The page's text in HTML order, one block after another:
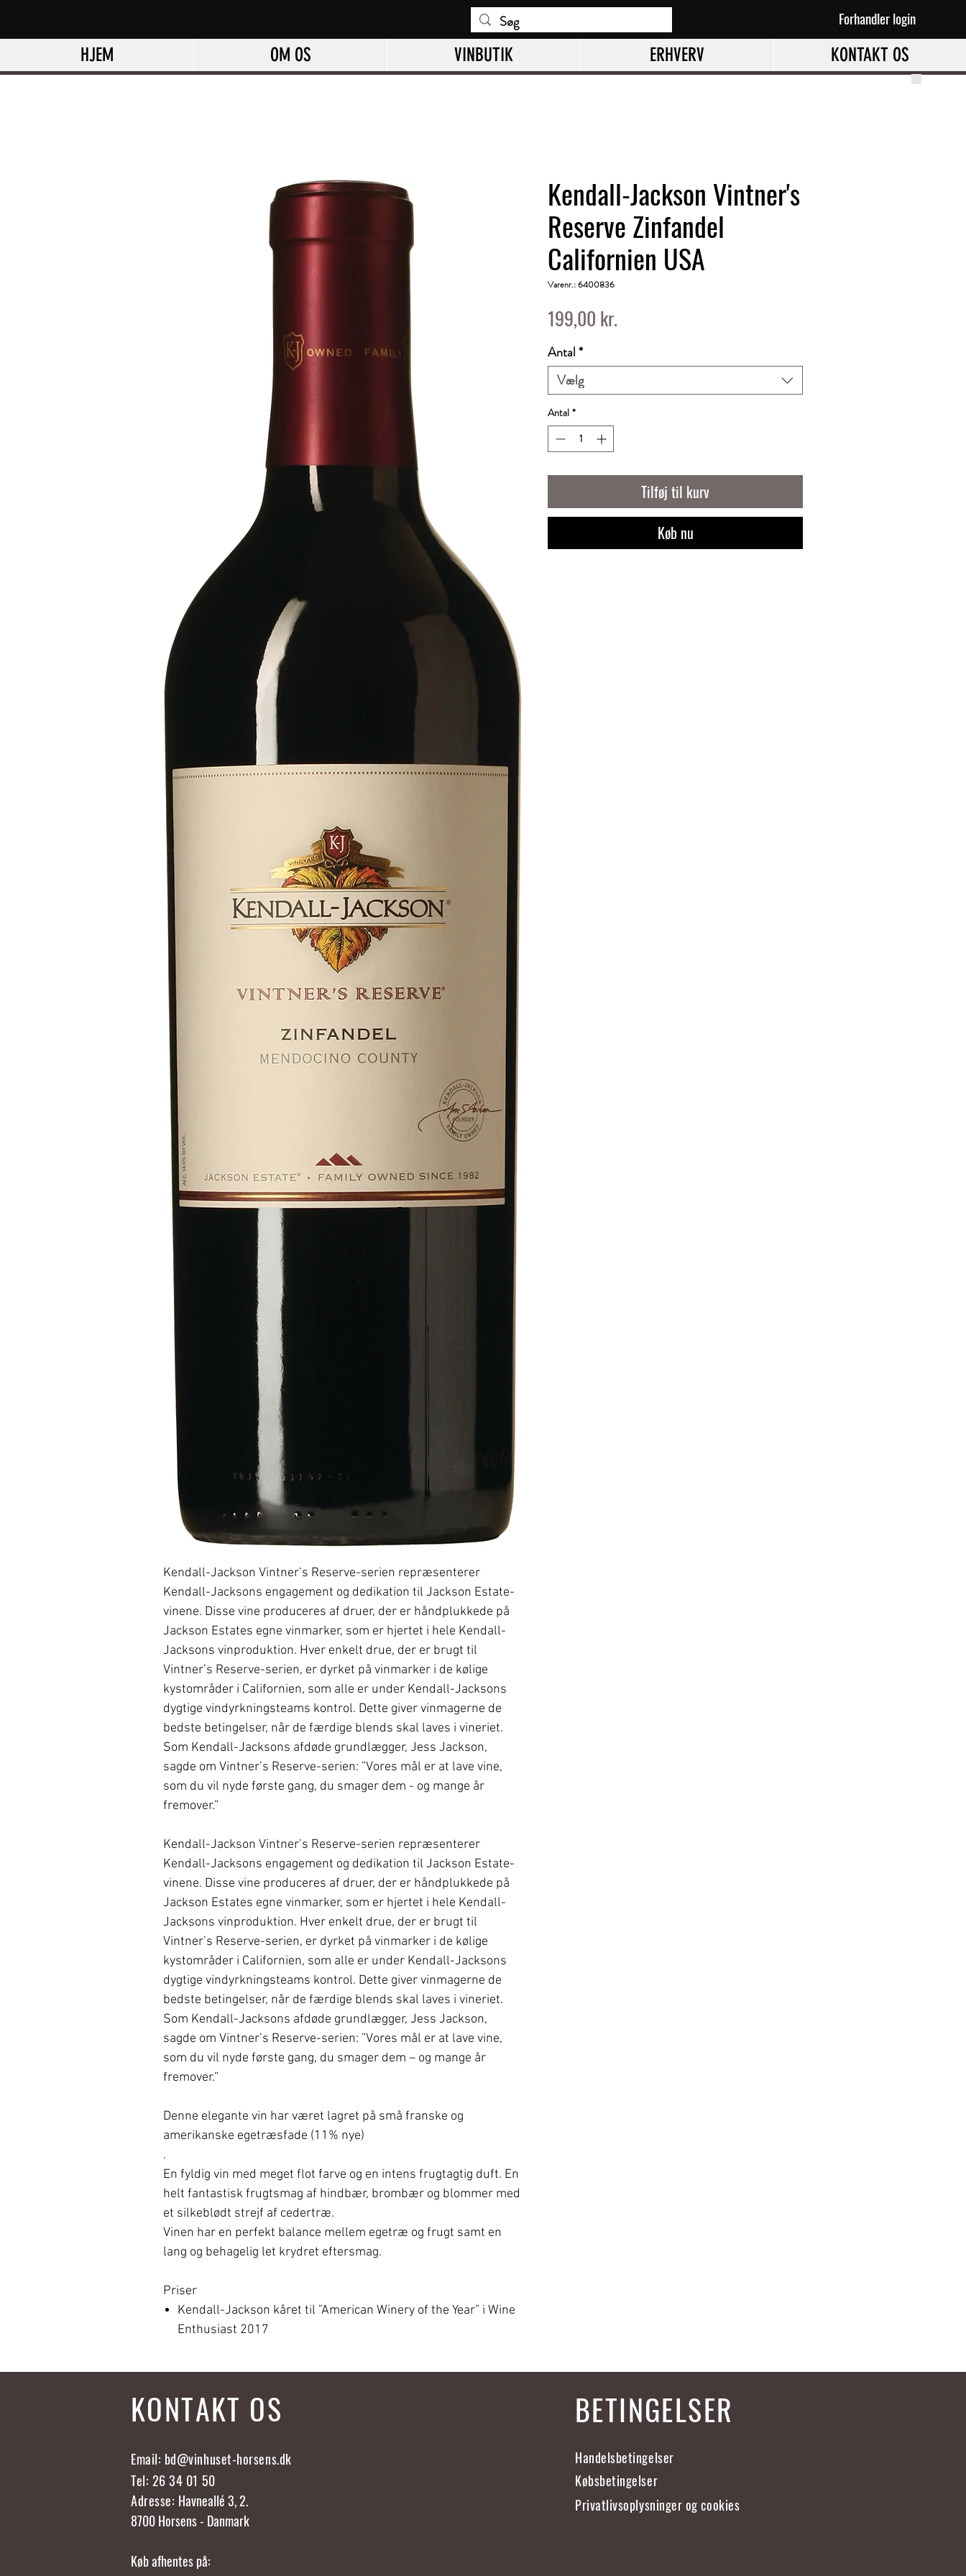
Forhandler login
HJEM OM OS VINBUTIK ERHVERV KONTAKT OS
Kendall-Jackson Vintner’s Reserve-serien repræsenterer
Kendall-Jacksons engagement og dedikation til Jackson Estate-
vinene. Disse vine produceres af druer, der er håndplukkede på
Jackson Estates egne vinmarker, som er hjertet i hele Kendall-
Jacksons vinproduktion. Hver enkelt drue, der er brugt til
Vintner’s Reserve-serien, er dyrket på vinmarker i de kølige
kystområder i Californien, som alle er under Kendall-Jacksons
dygtige vindyrkningsteams kontrol. Dette giver vinmagerne de
bedste betingelser, når de færdige blends skal laves i vineriet.
Som Kendall-Jacksons afdøde grundlægger, Jess Jackson,
sagde om Vintner’s Reserve-serien: ”Vores mål er at lave vine,
som du vil nyde første gang, du smager dem - og mange år
fremover.”
Kendall-Jackson Vintner’s Reserve-serien repræsenterer
Kendall-Jacksons engagement og dedikation til Jackson Estate-
vinene. Disse vine produceres af druer, der er håndplukkede på
Jackson Estates egne vinmarker, som er hjertet i hele Kendall-
Jacksons vinproduktion. Hver enkelt drue, der er brugt til
Vintner’s Reserve-serien, er dyrket på vinmarker i de kølige
kystområder i Californien, som alle er under Kendall-Jacksons
dygtige vindyrkningsteams kontrol. Dette giver vinmagerne de
bedste betingelser, når de færdige blends skal laves i vineriet.
Som Kendall-Jacksons afdøde grundlægger, Jess Jackson,
sagde om Vintner’s Reserve-serien: ”Vores mål er at lave vine,
som du vil nyde første gang, du smager dem – og mange år
fremover.”
Denne elegante vin har været lagret på små franske og
amerikanske egetræsfade (11% nye)
.
En fyldig vin med meget flot farve og en intens frugtagtig duft. En
helt fantastisk frugtsmag af hindbær, brombær og blommer med
et silkeblødt strejf af cedertræ.
Vinen har en perfekt balance mellem egetræ og frugt samt en
lang og behagelig let krydret eftersmag.
Priser
Kendall-Jackson kåret til ”American Winery of the Year” i Wine
Enthusiast 2017
Kendall-Jackson Vintner's
Reserve Zinfandel
Californien USA
Varenr.: 6400836
199,00 kr.
Antal*
Vælg
Antal *
Tilføj til kurv
Køb nu
KONTAKT OS
Email: bd@vinhuset-horsens.dk
Tel: 26 34 01 50
Adresse: Havneallé 3, 2.
8700 Horsens - Danmark
Køb afhentes på:
BETINGELSER
Handelsbetingelser
Købsbetingelser
Privatlivsoplysninger og cookies